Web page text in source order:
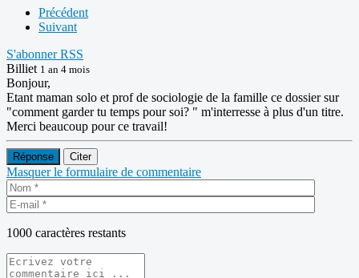
Précédent
Suivant
S'abonnerRSS
Billiet 1 an 4 mois
Bonjour,
Etant maman solo et prof de sociologie de la famille ce dossier sur
"comment garder tu temps pour soi? " m'interresse à plus d'un titre.
Merci beaucoup pour ce travail!
Réponse Citer
Masquer le formulaire de commentaire
1000 caractères restants